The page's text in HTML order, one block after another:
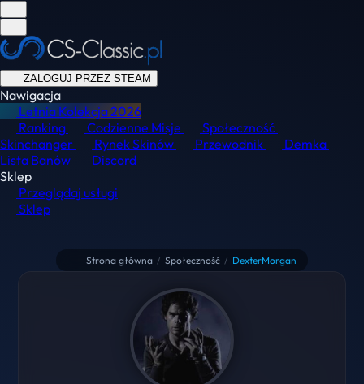
ZALOGUJ PRZEZ STEAM
Nawigacja
Letnia Kolekcja2026
Ranking
Codzienne Misje
Społeczność
Skinchanger
Rynek Skinów Przewodnik
Demka
Lista Banów
Discord
Sklep
Przeglądaj usługi
Sklep
Strona główna / Społeczność / DexterMorgan